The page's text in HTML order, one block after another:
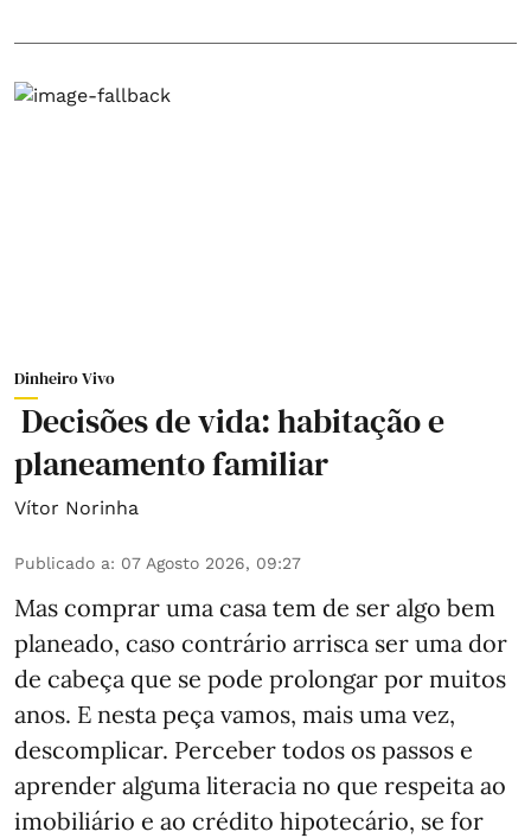
Dinheiro Vivo
Decisões de vida: habitação e
planeamento familiar
Vítor Norinha
Publicado a: 07 Agosto 2026, 09:27
Mas comprar uma casa tem de ser algo bem
planeado, caso contrário arrisca ser uma dor
de cabeça que se pode prolongar por muitos
anos. E nesta peça vamos, mais uma vez,
descomplicar. Perceber todos os passos e
aprender alguma literacia no que respeita ao
imobiliário e ao crédito hipotecário, se for